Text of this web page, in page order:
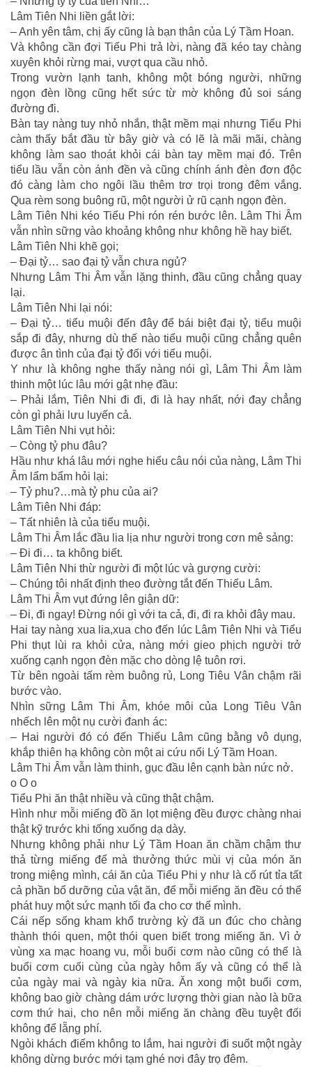
Lâm Tiên Nhi liền gắt lời:
– Anh yên tâm, chị ấy cũng là bạn thân của Lý Tầm Hoan.
Và không cần đợi Tiểu Phi trả lời, nàng đã kéo tay chàng
xuyên khỏi rừng mai, vượt qua cầu nhỏ.
Trong vườn lạnh tanh, không một bóng người, những
ngọn đèn lồng cũng hết sức từ mờ không đủ soi sáng
đường đi.
Bàn tay nàng tuy nhỏ nhắn, thật mềm mại nhưng Tiểu Phi
càm thấy bắt đầu từ bây giờ và có lẽ là mãi mãi, chàng
không làm sao thoát khỏi cái bàn tay mềm mại đó. Trên
tiểu lầu vẫn còn ánh đền và cũng chính ánh đèn đơn độc
đó càng làm cho ngôi lầu thêm trơ trọi trong đêm vắng.
Qua rèm song buông rũ, một người ử rũ cạnh ngọn đèn.
Lâm Tiên Nhi kéo Tiểu Phi rón rén bước lên. Lâm Thi Âm
vẫn nhìn sững vào khoảng không như không hề hay biết.
Lâm Tiên Nhi khẽ gọi;
– Đại tỷ… sao đại tỷ vẫn chưa ngủ?
Nhưng Lâm Thi Âm vẫn lặng thinh, đầu cũng chẳng quay
lại.
Lâm Tiên Nhi lại nói:
– Đại tỷ… tiểu muội đến đây để bái biệt đại tỷ, tiểu muội
sắp đi đây, nhưng dù thế nào tiểu muội cũng chẳng quên
được ân tình của đại tỷ đối với tiểu muội.
Y như là không nghe thấy nàng nói gì, Lâm Thi Âm làm
thinh một lúc lâu mới gật nhẹ đầu:
– Phải lắm, Tiên Nhi đi đi, đi là hay nhất, nới đay chẳng
còn gì phải lưu luyến cả.
Lâm Tiên Nhi vụt hỏi:
– Còng tỷ phu đâu?
Hầu như khá lâu mới nghe hiểu câu nói của nàng, Lâm Thi
Âm lẩm bẩm hỏi lại:
– Tỷ phu?…mà tỷ phu của ai?
Lâm Tiên Nhi đáp:
– Tất nhiên là của tiểu muội.
Lâm Thi Âm lắc đầu lia lịa như người trong cơn mê sảng:
– Đi đi… ta không biết.
Lâm Tiên Nhi thừ người đi một lúc và gượng cười:
– Chúng tôi nhất định theo đường tắt đến Thiếu Lâm.
Lâm Thi Âm vụt đứng lên giận dữ:
– Đi, đi ngay! Đừng nói gì với ta cả, đi, đi ra khỏi đây mau.
Hai tay nàng xua lia,xua cho đến lúc Lâm Tiên Nhi và Tiểu
Phi thụt lùi ra khỏi cửa, nàng mới gieo phịch người trở
xuống cạnh ngọn đèn mặc cho dòng lệ tuôn rơi.
Từ bên ngoài tấm rèm buông rủ, Long Tiêu Vân chậm rãi
bước vào.
Nhìn sững Lâm Thi Âm, khóe môi của Long Tiêu Vân
nhếch lên một nụ cười đanh ác:
– Hai người đó có đến Thiếu Lâm cũng bằng vô dụng,
khắp thiên hạ không còn một ai cứu nổi Lý Tầm Hoan.
Lâm Thi Âm vẫn làm thinh, gục đầu lên cạnh bàn nức nở.
o O o
Tiểu Phi ăn thật nhiều và cũng thật chậm.
Hình như mỗi miếng đồ ăn lọt miệng đều được chàng nhai
thật kỹ trước khi tống xuống dạ dày.
Nhưng không phải như Lý Tầm Hoan ăn chầm chậm thư
thả từng miếng để mà thưởng thức mùi vị của món ăn
trong miệng mình, cái ăn của Tiểu Phi y như là cố rút tỉa tất
cả phần bổ dưỡng của vật ăn, để mỗi miếng ăn đều có thể
phát huy một sức mạnh tối đa cho cơ thể mình.
Cái nếp sống kham khổ trường kỳ đã un đúc cho chàng
thành thói quen, một thói quen biết trong miếng ăn. Vì ở
vùng xa mạc hoang vu, mỗi buổi cơm nào cũng có thể là
buổi cơm cuối cùng của ngày hôm ấy và cũng có thể là
của ngày mai và ngày kia nữa. Ăn xong một buổi cơm,
không bao giờ chàng dám ước lượng thời gian nào là bữa
cơm thứ hai, cho nên mỗi miếng ăn chàng đều tuyệt đối
không để lẵng phí.
Ngòi khách điếm không to lắm, hai người đi suốt một ngày
không dừng bước mới tạm ghé nơi đây trọ đêm.